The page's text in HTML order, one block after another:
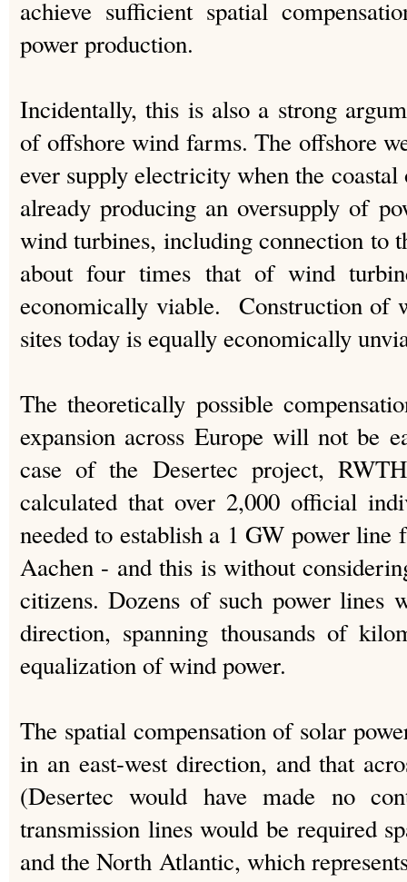
achieve sufficient spatial
power production.
Incidentally, this is also a strong
of offshore wind farms. The offshore
ever supply electricity when the
already producing an oversupply of
wind turbines, including connection to
about four times that of wind
economically viable. Construction of
sites today is equally economically
The theoretically possible
expansion across Europe will not be
case of the Desertec project,
calculated that over 2,000 official
needed to establish a 1 GW power
Aachen - and this is without
citizens. Dozens of such power lines
direction, spanning thousands of
equalization of wind power.
The spatial compensation of solar
in an east-west direction, and that
(Desertec would have made no
transmission lines would be required
and the North Atlantic, which